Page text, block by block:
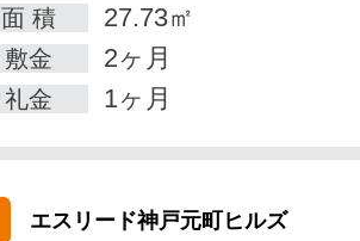
面 積 27.73㎡
敷金 2ヶ月
礼金 1ヶ月
エスリード神戸元町ヒルズ